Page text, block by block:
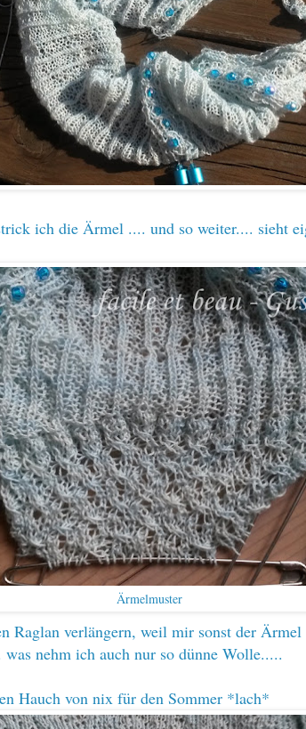
ich die Ärmel .... und so weiter.... sieht
Ärmelmuster
Raglan verlängern, weil mir sonst der Ärmel
was nehm ich auch nur so dünne Wolle.....
Hauch von nix für den Sommer *lach*